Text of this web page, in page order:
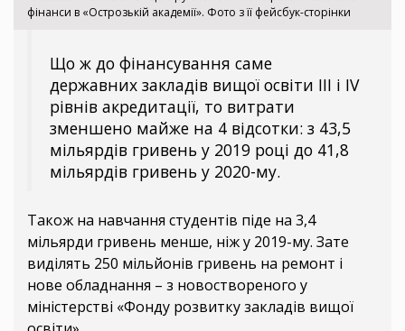
фінанси в «Острозькій академії». Фото з її фейсбук-сторінки
Що ж до фінансування саме
державних закладів вищої освіти ІІІ і IV
рівнів акредитації, то витрати
зменшено майже на 4 відсотки: з 43,5
мільярдів гривень у 2019 році до 41,8
мільярдів гривень у 2020-му.
Також на навчання студентів піде на 3,4
мільярди гривень менше, ніж у 2019-му. Зате
виділять 250 мільйонів гривень на ремонт і
нове обладнання – з новоствореного у
міністерстві «Фонду розвитку закладів вищої